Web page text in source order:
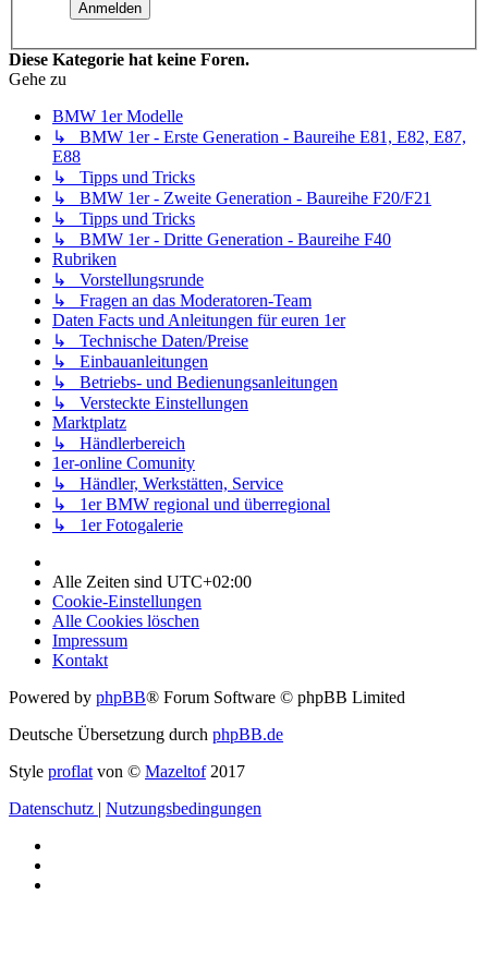
Diese Kategorie hat keine Foren.
Gehe zu
BMW 1er Modelle
↳ BMW 1er - Erste Generation - Baureihe E81, E82, E87,
E88
↳ Tipps und Tricks
↳ BMW 1er - Zweite Generation - Baureihe F20/F21
↳ Tipps und Tricks
↳ BMW 1er - Dritte Generation - Baureihe F40
Rubriken
↳ Vorstellungsrunde
↳ Fragen an das Moderatoren-Team
Daten Facts und Anleitungen für euren 1er
↳ Technische Daten/Preise
↳ Einbauanleitungen
↳ Betriebs- und Bedienungsanleitungen
↳ Versteckte Einstellungen
Marktplatz
↳ Händlerbereich
1er-online Comunity
↳ Händler, Werkstätten, Service
↳ 1er BMW regional und überregional
↳ 1er Fotogalerie
Alle Zeiten sind UTC+02:00
Cookie-Einstellungen
Alle Cookies löschen
Impressum
Kontakt
Powered by phpBB® Forum Software © phpBB Limited
Deutsche Übersetzung durch phpBB.de
Style proflat von © Mazeltof2017
Datenschutz | Nutzungsbedingungen